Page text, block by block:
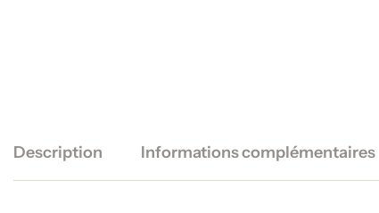
Description Informations complémentaires